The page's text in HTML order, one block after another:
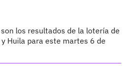
los resultados de la lotería de
y Huila para este martes 6 de